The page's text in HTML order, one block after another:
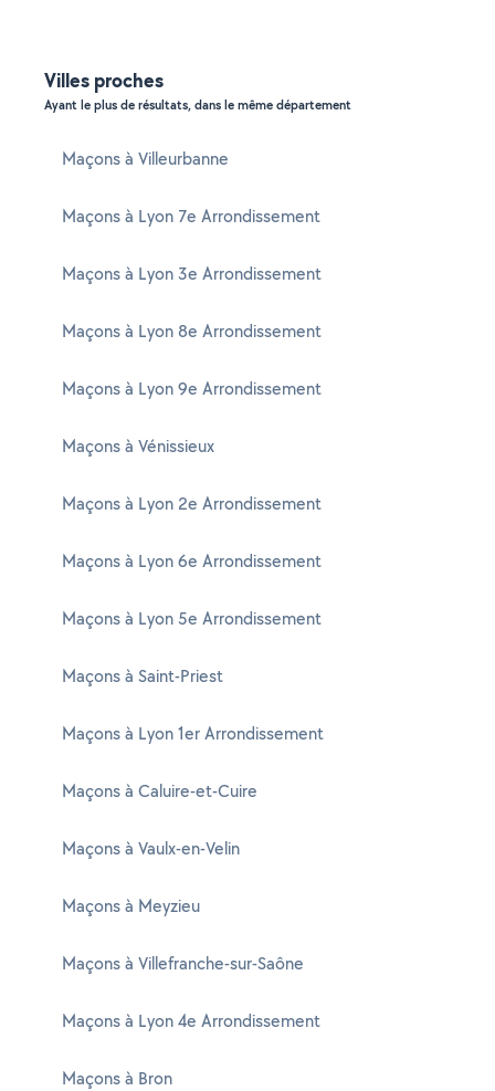
Villes proches
Ayant le plus de résultats, dans le même département
Maçons à Villeurbanne
Maçons à Lyon 7e Arrondissement
Maçons à Lyon 3e Arrondissement
Maçons à Lyon 8e Arrondissement
Maçons à Lyon 9e Arrondissement
Maçons à Vénissieux
Maçons à Lyon 2e Arrondissement
Maçons à Lyon 6e Arrondissement
Maçons à Lyon 5e Arrondissement
Maçons à Saint-Priest
Maçons à Lyon 1er Arrondissement
Maçons à Caluire-et-Cuire
Maçons à Vaulx-en-Velin
Maçons à Meyzieu
Maçons à Villefranche-sur-Saône
Maçons à Lyon 4e Arrondissement
Maçons à Bron